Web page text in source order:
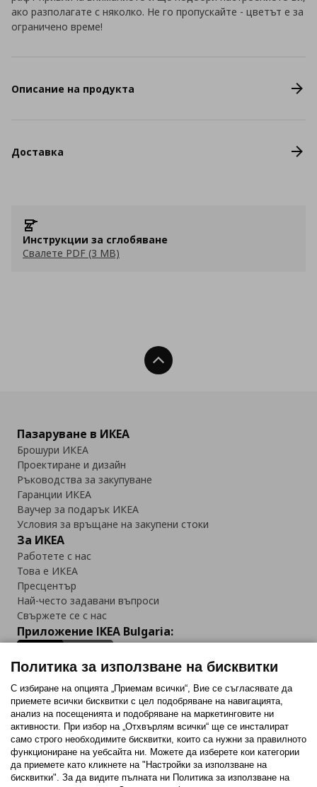
ако разполагате с няколко. Не го пропускайте - цветът е за
ограничено време!
Описание на продукта
Доставка
Инструкции за сглобяване
Свалете PDF (3 MB)
Нагоре
Пазаруване в ИКЕА
Брошури ИКЕА
Проектиране и дизайн
Ръководства за закупуване
Гаранции ИКЕА
Ваучер за подарък ИКЕА
Условия за връщане на закупени стоки
За ИКЕА
Работете с нас
Това е ИКЕА
Пресцентър
Най-често задавани въпроси
Свържете се с нас
Приложение IKEA Bulgaria:
Последвайте ни:
FacebookTwitterYoutubePinterestInstagram
Политика за използване на бисквитки
С избиране на опцията „Приемам всички“, Вие се съгласявате да
приемете всички бисквитки с цел подобряване на навигацията,
анализ на посещенията и подобряване на маркетинговите ни
активности. При избор на „Отхвърлям всички“ ще се инсталират
само строго необходимитe бисквитки, които са нужни за правилното
функциониране на уебсайта ни. Можете да изберете кои категории
да приемете като кликнете на "Настройки за използване на
бисквитки". За да видите пълната ни Политика за използване на